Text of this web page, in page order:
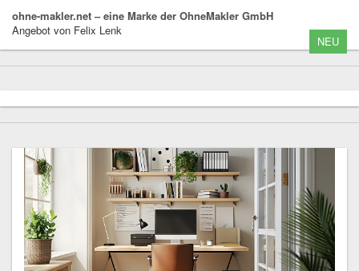
ohne-makler.net – eine Marke der OhneMakler GmbH
Angebot von Felix Lenk
NEU